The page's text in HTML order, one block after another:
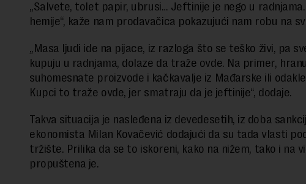
„Salvete, tolet papir, ubrusi… Jeftinije je nego u
hemije“, kaže nam prodavačica pokazujući nam robu na
„Masa ljudi ide na pijace, iz razloga što se teško živi, pa
kupuju u radnjama, dolaze da traže ovde. Na primer,
suhomesnate proizvode i kačkavalje iz Mađarske ili
Kupci to traže ovde, jer smatraju da je jeftinije“, dodaje.
Takva situacija je nasleđena iz devedesetih, iz doba
ekonomista Milan Kovačević dodajući da su tada vlasti
tržište. Prilika da se to iskoreni, kako na nižem, tako i na
propuštena je.